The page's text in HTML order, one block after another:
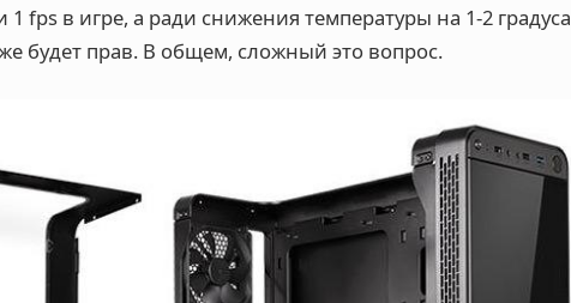
fps в игре, а ради снижения температуры на 1-2 градуса
будет прав. В общем, сложный это вопрос.